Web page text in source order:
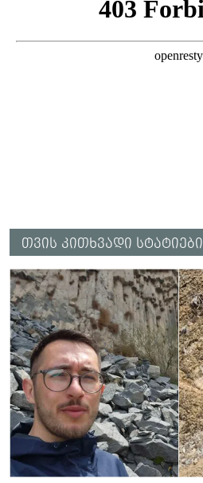
თვის კითხვადი სტატიები